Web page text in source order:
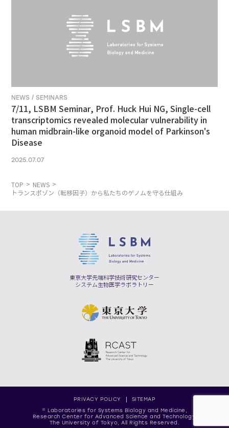
NEWS / SEMINARS
7/11, LSBM Seminar, Prof. Huck Hui NG, Single-cell
transcriptomics revealed molecular vulnerability in
human midbrain-like organoid model of Parkinson's
Disease
2025.07.07
TOP
NEWS
トランスポゾン（転移因子）から私たちのゲノムを守る仕組み
東京大学先端科学技術研究センター
システム生物医学ラボラトリー
PRIVACY POLICY
SITEMAP
© Laboratories for Systems Biology and Medicine,
Research Center for Advanced Science and Technology,
The University of Tokyo, All Rights Reserved.